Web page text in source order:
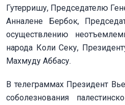
Гутерришу, Председателю
Анналене Бербок,
осуществлению
народа Коли Секу,
Махмуду Аббасу.
В телеграммах Президент
соболезнования